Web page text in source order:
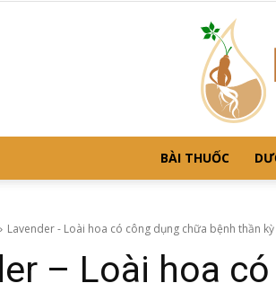
BÀI THUỐC
Lavender - Loài hoa có công dụng chữa bệnh thần kỳ
– Loài hoa